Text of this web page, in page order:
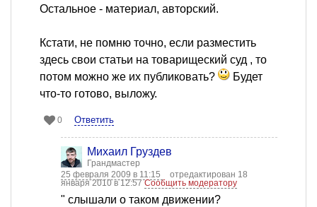
Остальное - материал, авторский.
Кстати, не помню точно, если разместить
здесь свои статьи на товарищеский суд , то
потом можно же их публиковать?
Будет
что-то готово, выложу.
0 Ответить
Михаил Груздев
Грандмастер
25 февраля 2009 в 11:15
отредактирован 18
января 2010 в 12:57Сообщить модератору
" слышали о таком движении?